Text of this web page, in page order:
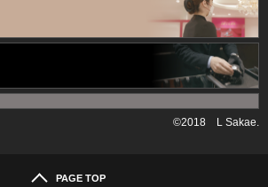
©2018 L Sakae.
PAGE TOP